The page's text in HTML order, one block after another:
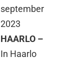
september
2023
HAARLO –
In Haarlo